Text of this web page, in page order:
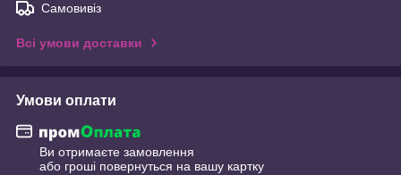
Самовивіз
Всі умови доставки
Умови оплати
Ви отримаєте замовлення
або гроші повернуться на вашу картку